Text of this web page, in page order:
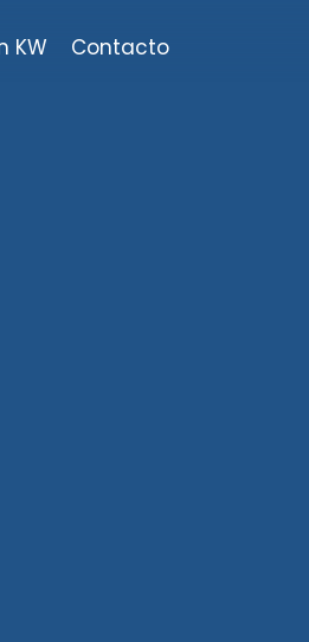
KW Contacto